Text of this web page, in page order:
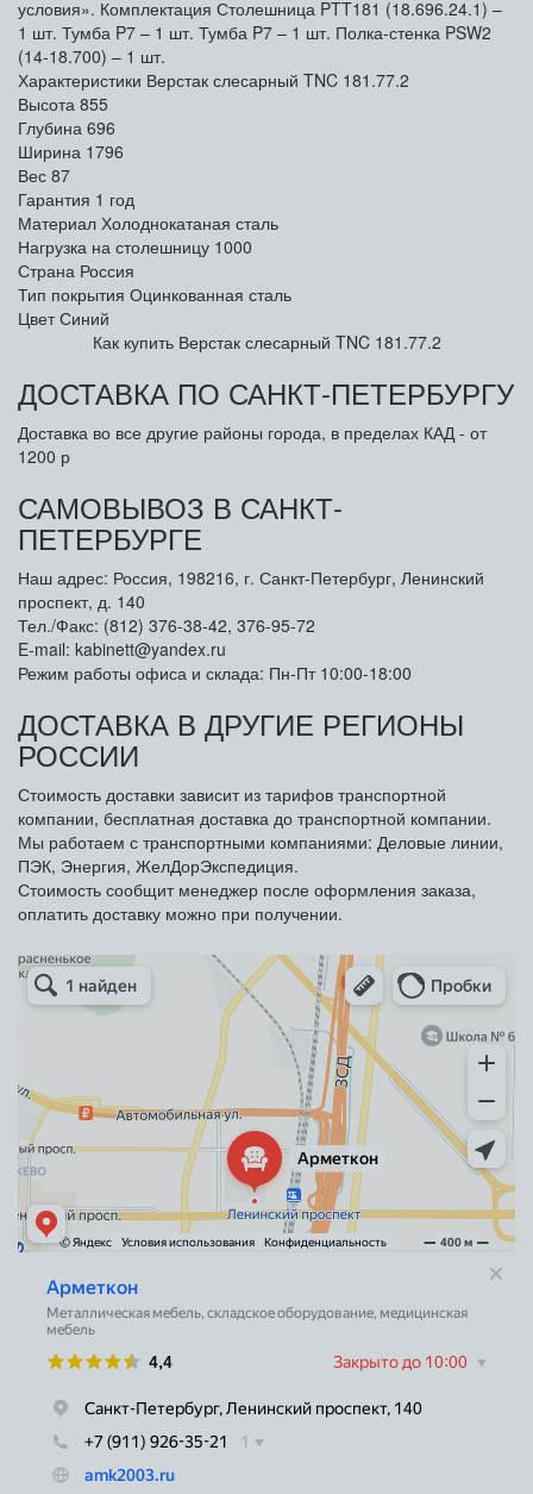
условия». Комплектация Столешница PTT181 (18.696.24.1) –
1 шт. Тумба P7 – 1 шт. Тумба P7 – 1 шт. Полка-стенка PSW2
(14-18.700) – 1 шт.
Характеристики Верстак слесарный TNC 181.77.2
Высота 855
Глубина 696
Ширина 1796
Вес 87
Гарантия 1 год
Материал Холоднокатаная сталь
Нагрузка на столешницу 1000
Страна Россия
Тип покрытия Оцинкованная сталь
Цвет Синий
Как купить Верстак слесарный TNC 181.77.2
ДОСТАВКА ПО САНКТ-ПЕТЕРБУРГУ
Доставка во все другие районы города, в пределах КАД - от
1200 р
САМОВЫВОЗ В САНКТ-
ПЕТЕРБУРГЕ
Наш адрес: Россия, 198216, г. Санкт-Петербург, Ленинский
проспект, д. 140
Тел./Факс: (812) 376-38-42, 376-95-72
E-mail: kabinett@yandex.ru
Режим работы офиса и склада: Пн-Пт 10:00-18:00
ДОСТАВКА В ДРУГИЕ РЕГИОНЫ
РОССИИ
Стоимость доставки зависит из тарифов транспортной
компании, бесплатная доставка до транспортной компании.
Мы работаем с транспортными компаниями: Деловые линии,
ПЭК, Энергия, ЖелДорЭкспедиция.
Стоимость сообщит менеджер после оформления заказа,
оплатить доставку можно при получении.
Арметкон
Металлическая мебель в Санкт‑Петербурге
Торговое оборудование в Санкт‑Петербурге